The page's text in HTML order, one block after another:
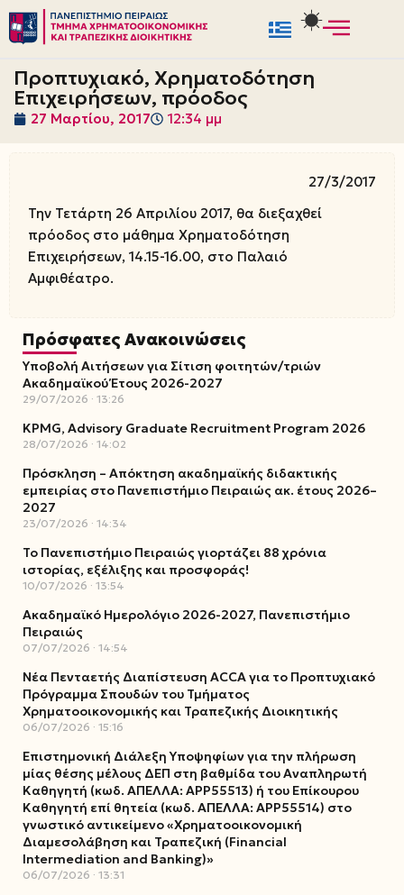
Μεταπηδήστε
στο
περιεχόμενο
Προπτυχιακό, Χρηματοδότηση
Επιχειρήσεων, πρόοδος
27 Μαρτίου, 2017 12:34 μμ
27/3/2017
Την Τετάρτη 26 Απριλίου 2017, θα διεξαχθεί
πρόοδος στο μάθημα Χρηματοδότηση
Επιχειρήσεων, 14.15-16.00, στο Παλαιό
Αμφιθέατρο.
Πρόσφατες Ανακοινώσεις
Υποβολή Αιτήσεων για Σίτιση φοιτητών/τριών
Ακαδημαϊκού Έτους 2026-2027
29/07/2026 13:26
KPMG, Advisory Graduate Recruitment Program 2026
28/07/2026 14:02
Πρόσκληση – Απόκτηση ακαδημαϊκής διδακτικής
εμπειρίας στο Πανεπιστήμιο Πειραιώς ακ. έτους 2026–
2027
23/07/2026 14:34
Το Πανεπιστήμιο Πειραιώς γιορτάζει 88 χρόνια
ιστορίας, εξέλιξης και προσφοράς!
10/07/2026 13:54
Ακαδημαϊκό Ημερολόγιο 2026-2027, Πανεπιστήμιο
Πειραιώς
07/07/2026 14:54
Νέα Πενταετής Διαπίστευση ACCA για το Προπτυχιακό
Πρόγραμμα Σπουδών του Τμήματος
Χρηματοοικονομικής και Τραπεζικής Διοικητικής
06/07/2026 15:16
Επιστημονική Διάλεξη Υποψηφίων για την πλήρωση
μίας θέσης μέλους ΔΕΠ στη βαθμίδα του Αναπληρωτή
Καθηγητή (κωδ. ΑΠΕΛΛΑ: ΑΡΡ55513) ή του Επίκουρου
Καθηγητή επί θητεία (κωδ. ΑΠΕΛΛΑ: ΑΡΡ55514) στο
γνωστικό αντικείμενο «Χρηματοοικονομική
Διαμεσολάβηση και Τραπεζική (Financial
Intermediation and Banking)»
06/07/2026 13:31